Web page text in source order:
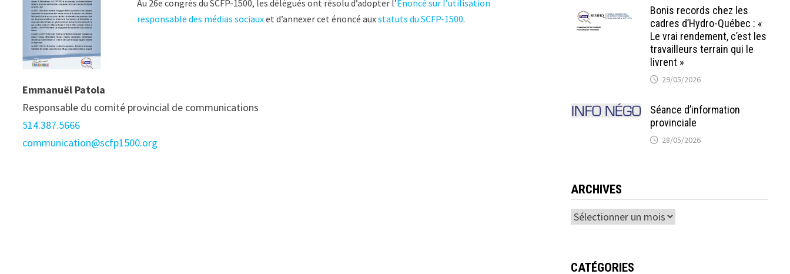
Au 26e congrès du SCFP-1500, les délégués ont résolu d’adopter l’Énoncé sur l’utilisation
responsable des médias sociauxet d’annexer cet énoncé auxstatuts du SCFP-1500.
Emmanuël Patola
Responsable du comité provincial de communications
514.387.5666
communication@scfp1500.org
Bonis records chez les
cadres d’Hydro-Québec : «
Le vrai rendement, c’est les
travailleurs terrain qui le
livrent »
29/05/2026
Séance d’information
provinciale
28/05/2026
ARCHIVES
Archives
CATÉGORIES